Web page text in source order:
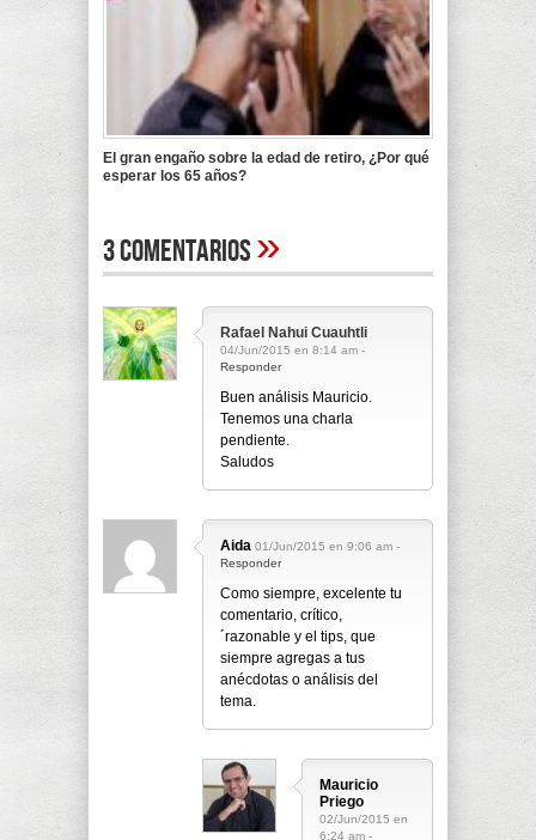
El gran engaño sobre la edad de retiro, ¿Por qué
esperar los 65 años?
3 Comentarios»
Rafael Nahui Cuauhtli
04/Jun/2015 en 8:14 am -
Responder
Buen análisis Mauricio.
Tenemos una charla
pendiente.
Saludos
Aida 01/Jun/2015 en 9:06 am -
Responder
Como siempre, excelente tu
comentario, crítico,
´razonable y el tips, que
siempre agregas a tus
anécdotas o análisis del
tema.
Mauricio
Priego
02/Jun/2015 en
6:24 am -